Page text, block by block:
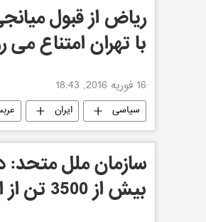
ریاض از قبول
با تهران امتناع می
16 فوریه 2016, 18:43
سیاسی ایران
بیش از 3500 تن از افراد بی دفاع جان باختند